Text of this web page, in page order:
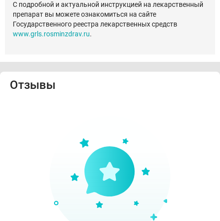
С подробной и актуальной инструкцией на лекарственный
препарат вы можете ознакомиться на сайте
Государственного реестра лекарственных средств
www.grls.rosminzdrav.ru.
Отзывы